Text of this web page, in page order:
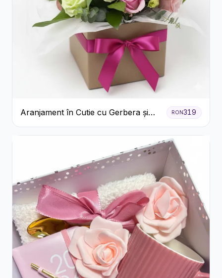
Aranjament în Cutie cu Gerbera și
Trandafiri Roz
RON319